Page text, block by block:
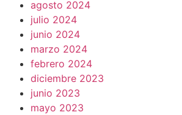
agosto 2024
julio 2024
junio 2024
marzo 2024
febrero 2024
diciembre 2023
junio 2023
mayo 2023